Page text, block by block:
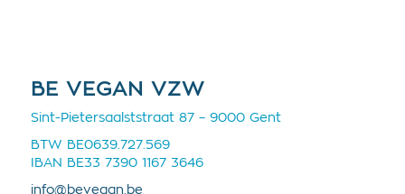
BE VEGAN VZW
Sint-Pietersaalststraat 87 – 9000 Gent
BTW BE0639.727.569
IBAN BE33 7390 1167 3646
info@bevegan.be